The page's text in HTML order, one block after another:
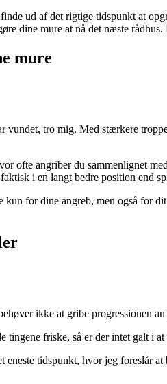
ud af det rigtige tidspunkt at
dine mure at nå det næste
mure
tro mig. Med stærkere
ofte angriber du sammenlignet
i en langt bedre position end
for dine angreb, men også for
ikke at gribe progressionen
friske, så er der intet galt i
tidspunkt, hvor jeg foreslår